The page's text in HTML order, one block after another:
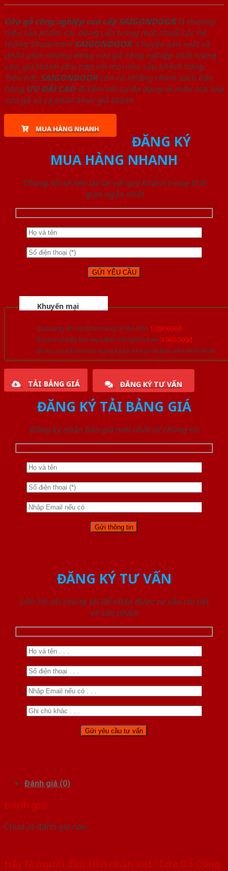
Cửa gỗ công nghiệp cao cấp SAIGONDOORlà thương
hiệu sản phẩm các dòng cửa trong một chuỗi các hệ
thống Showroom SAIGONDOOR. Chuyên sản xuất và
phân phối những dòng cửa gỗ công nghiệp chất lượng
cao, giá thành phù hợp với mọi nhu cầu khách hàng.
Trên hết, SAIGONDOORcòn có những chính sách bán
hàng ƯU ĐÃI CAOđi kèm với sự đa dạng về mẫu mã, loại
cửa gỗ và cả phân khúc giá thành.
MUA HÀNG NHANH
ĐĂNG KÝ
MUA HÀNG NHANH
Chúng tôi sẽ liên lạc lại với quý khách trong thời
gian ngắn nhất
Khuyến mại
Quà tặng đồ nội thất trang trí lên đến 1.000.000đ
Giảm trực tiếp khi mua đơn hàng lớn hơn 3.000.000đ
Nhiều ưu đãi lớn khi đăng ký tài khoản thành viên thân thiết
TẢI BẢNG GIÁ ĐĂNG KÝ TƯ VẤN
ĐĂNG KÝ TẢI BẢNG GIÁ
Đăng ký nhận báo giá mới nhất từ chúng tôi
ĐĂNG KÝ TƯ VẤN
Liên hệ với chúng tôi để nhận được tư vấn chi tiết
về sản phẩm
Đánh giá (0)
Đánh giá
Chưa có đánh giá nào.
Hãy là người đầu tiên nhận xét “Cửa Gỗ Công